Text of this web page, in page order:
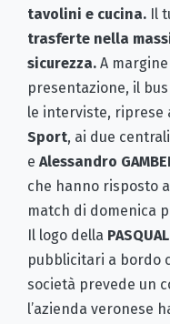
tavolini e cucina. Il
trasferte nella
sicurezza. A
presentazione, il
le interviste, riprese
Sport, ai due
e Alessandro
che hanno risposto
match di domenica
Il logo della
pubblicitari a bordo
società prevede un
l’azienda veronese